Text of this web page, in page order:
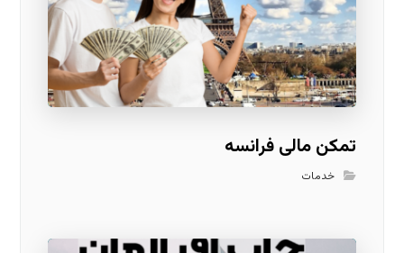
تمکن مالی فرانسه
خدمات